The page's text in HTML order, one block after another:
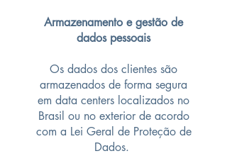
Armazenamento e gestão de
dados pessoais
Os dados dos clientes são
armazenados de forma segura
em data centers localizados no
Brasil ou no exterior de acordo
com a Lei Geral de Proteção de
Dados.